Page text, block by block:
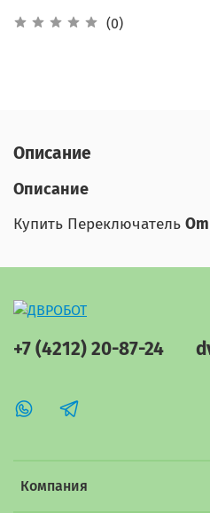
(0)
Описание
Описание
Купить Переключатель
Компания
+7 (4212) 20-87-24